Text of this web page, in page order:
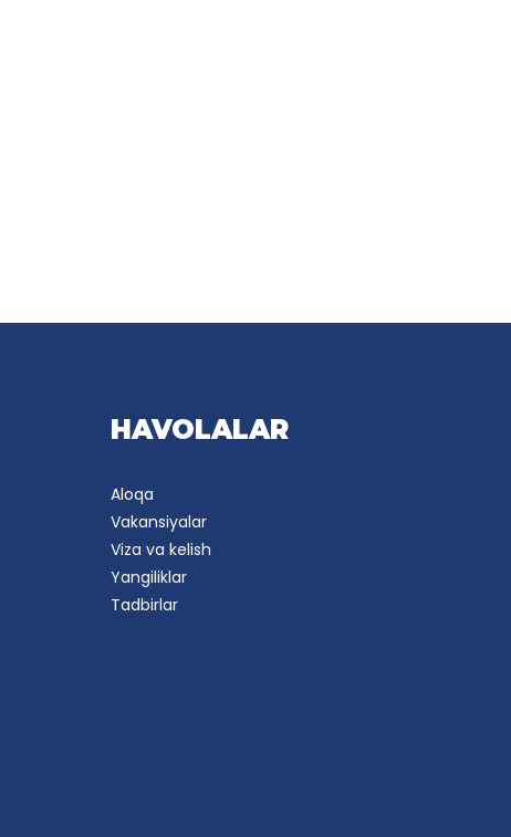
HAVOLALAR
Aloqa
Vakansiyalar
Viza va kelish
Yangiliklar
Tadbirlar